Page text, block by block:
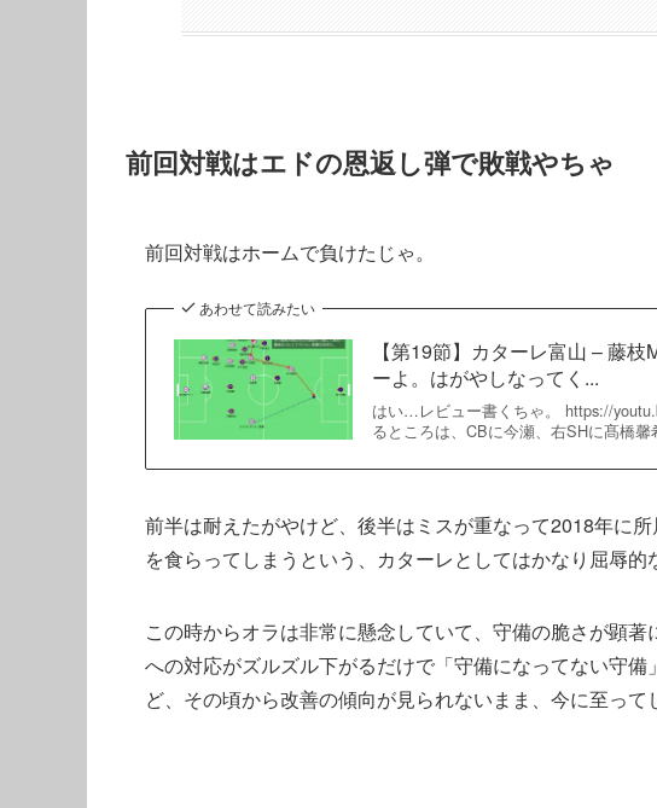
前回対戦はエドの恩返し弾で敗戦やちゃ
前回対戦はホームで負けたじゃ。
あわせて読みたい
【第19節】カターレ富山 – 藤
ーよ。はがやしなってく...
はい…レビュー書くちゃ。 https://
るところは、CBに今瀬、右SHに髙橋
前半は耐えたがやけど、後半はミスが重なって2018年に
を食らってしまうという、カターレとしてはかなり屈辱的
この時からオラは非常に懸念していて、守備の脆さが顕
への対応がズルズル下がるだけで「守備になってない守
ど、その頃から改善の傾向が見られないまま、今に至って